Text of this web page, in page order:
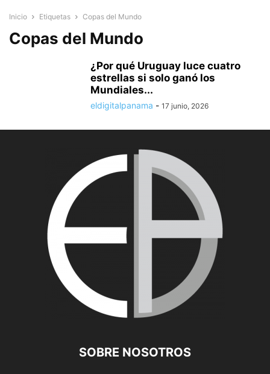
Inicio Etiquetas Copas del Mundo
Copas del Mundo
¿Por qué Uruguay luce cuatro
estrellas si solo ganó los
Mundiales...
eldigitalpanama - 17 junio, 2026
SOBRE NOSOTROS